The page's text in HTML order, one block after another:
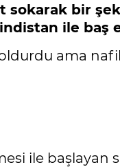
sokarak bir
ile baş
ama
ile başlayan